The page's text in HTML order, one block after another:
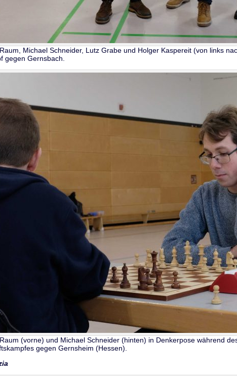
Michael Schneider, Lutz Grabe und Holger Kaspereit (von links
gegen Gernsbach.
(vorne) und Michael Schneider (hinten) in Denkerpose während
gegen Gernsheim (Hessen).